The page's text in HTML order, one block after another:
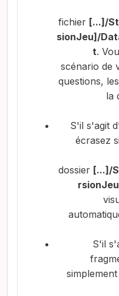
fichier [...]/
sionJeu]/
t.
scénario de
questions,
la
S'il s'agit
écrasez
dossier [...]/
S'il